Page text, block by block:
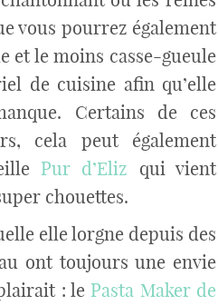
vous pourrez également
et le moins casse-gueule
de cuisine afin qu’elle
Certains de ces
cela peut également
Pur d’Eliz qui vient
chouettes.
elle lorgne depuis des
ont toujours une envie
: le Pasta Maker de